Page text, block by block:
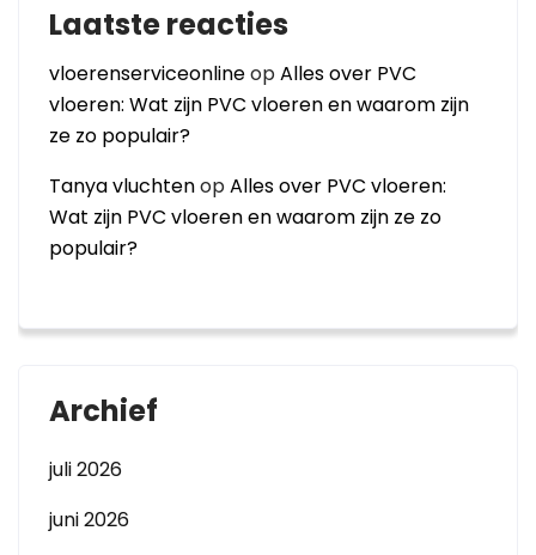
Laatste reacties
vloerenserviceonlineopAlles over PVC
vloeren: Wat zijn PVC vloeren en waarom zijn
ze zo populair?
Tanya vluchtenopAlles over PVC vloeren:
Wat zijn PVC vloeren en waarom zijn ze zo
populair?
Archief
juli 2026
juni 2026